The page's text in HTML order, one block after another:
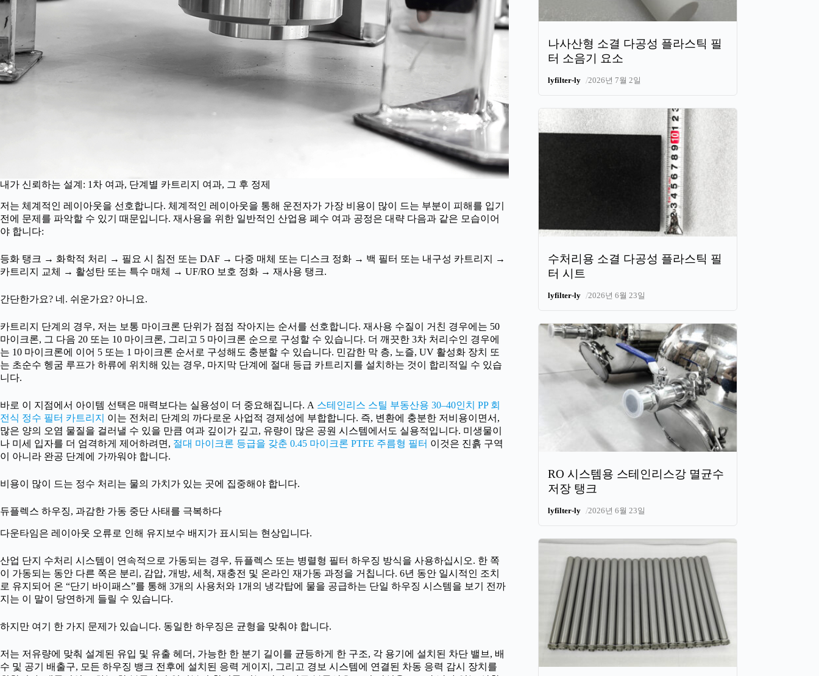
내가 신뢰하는 설계: 1차 여과, 단계별 카트리지 여과, 그 후 정제
저는 체계적인 레이아웃을 선호합니다. 체계적인 레이아웃을 통해 운전자가 가장 비용이 많이 드는 부분이 피해를 입기
전에 문제를 파악할 수 있기 때문입니다. 재사용을 위한 일반적인 산업용 폐수 여과 공정은 대략 다음과 같은 모습이어
야 합니다:
등화 탱크 → 화학적 처리 → 필요 시 침전 또는 DAF → 다중 매체 또는 디스크 정화 → 백 필터 또는 내구성 카트리지 →
카트리지 교체 → 활성탄 또는 특수 매체 → UF/RO 보호 정화 → 재사용 탱크.
간단한가요? 네. 쉬운가요? 아니요.
카트리지 단계의 경우, 저는 보통 마이크론 단위가 점점 작아지는 순서를 선호합니다. 재사용 수질이 거친 경우에는 50
마이크론, 그 다음 20 또는 10 마이크론, 그리고 5 마이크론 순으로 구성할 수 있습니다. 더 깨끗한 3차 처리수인 경우에
는 10 마이크론에 이어 5 또는 1 마이크론 순서로 구성해도 충분할 수 있습니다. 민감한 막 층, 노즐, UV 활성화 장치 또
는 초순수 헹굼 루프가 하류에 위치해 있는 경우, 마지막 단계에 절대 등급 카트리지를 설치하는 것이 합리적일 수 있습
니다.
바로 이 지점에서 아이템 선택은 매력보다는 실용성이 더 중요해집니다. A 스테인리스 스틸 부동산용 30–40인치 PP 회
전식 정수 필터 카트리지
이는 전처리 단계의 까다로운 사업적 경제성에 부합합니다. 즉, 변환에 충분한 저비용이면서,
많은 양의 오염 물질을 걸러낼 수 있을 만큼 여과 깊이가 깊고, 유량이 많은 공원 시스템에서도 실용적입니다. 미생물이
나 미세 입자를 더 엄격하게 제어하려면, 절대 마이크론 등급을 갖춘 0.45 마이크론 PTFE 주름형 필터 이것은 진흙 구역
이 아니라 완공 단계에 가까워야 합니다.
비용이 많이 드는 정수 처리는 물의 가치가 있는 곳에 집중해야 합니다.
듀플렉스 하우징, 과감한 가동 중단 사태를 극복하다
다운타임은 레이아웃 오류로 인해 유지보수 배지가 표시되는 현상입니다.
산업 단지 수처리 시스템이 연속적으로 가동되는 경우, 듀플렉스 또는 병렬형 필터 하우징 방식을 사용하십시오. 한 쪽
이 가동되는 동안 다른 쪽은 분리, 감압, 개방, 세척, 재충전 및 온라인 재가동 과정을 거칩니다. 6년 동안 일시적인 조치
로 유지되어 온 “단기 바이패스”를 통해 3개의 사용처와 1개의 냉각탑에 물을 공급하는 단일 하우징 시스템을 보기 전까
지는 이 말이 당연하게 들릴 수 있습니다.
하지만 여기 한 가지 문제가 있습니다. 동일한 하우징은 균형을 맞춰야 합니다.
저는 저유량에 맞춰 설계된 유입 및 유출 헤더, 가능한 한 분기 길이를 균등하게 한 구조, 각 용기에 설치된 차단 밸브, 배
수 및 공기 배출구, 모든 하우징 뱅크 전후에 설치된 응력 게이지, 그리고 경보 시스템에 연결된 차동 응력 감시 장치를
나사산형 소결 다공성 플라스틱 필
터 소음기 요소
lyfilter-ly /2026년 7월 2일
수처리용 소결 다공성 플라스틱 필
터 시트
lyfilter-ly /2026년 6월 23일
RO 시스템용 스테인리스강 멸균수
저장 탱크
lyfilter-ly /2026년 6월 23일